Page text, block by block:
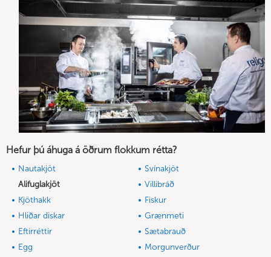
Hefur þú áhuga á öðrum flokkum rétta?
Nautakjöt
Svínakjöt
Alifuglakjöt
Villibráð
Kjöthakk
Fiskur
Hliðar diskar
Grænmeti
Eftirréttir
Sætabrauð
Egg
Morgunverður